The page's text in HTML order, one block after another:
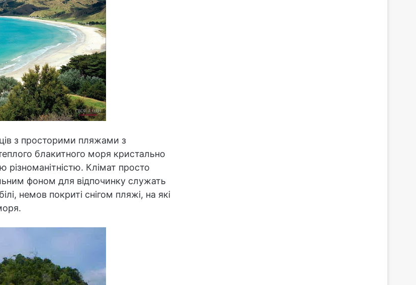
з просторими пляжами з
блакитного моря кристально
Клімат просто
фоном для відпочинку служать
немов покриті снігом пляжі, на які